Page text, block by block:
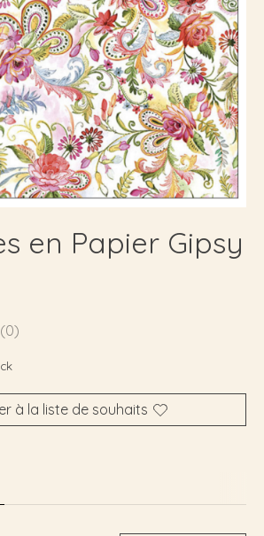
en Papier Gipsy
à
(0)
à la liste de souhaits